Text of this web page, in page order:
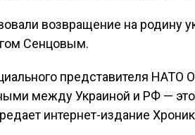
возвращение на родину
Сенцовым.
представителя НАТО
между Украиной и РФ — это
интернет-издание